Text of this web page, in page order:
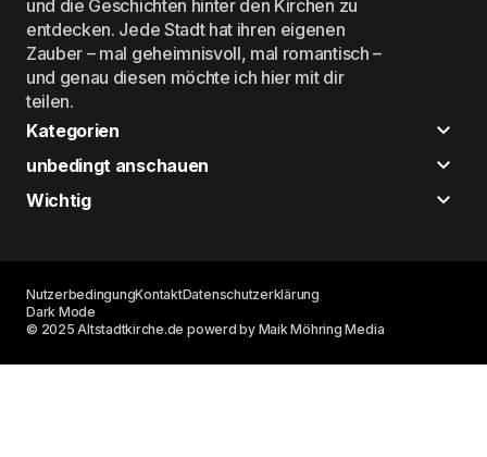
und die Geschichten hinter den Kirchen zu
entdecken. Jede Stadt hat ihren eigenen
Zauber – mal geheimnisvoll, mal romantisch –
und genau diesen möchte ich hier mit dir
teilen.
Kategorien
unbedingt anschauen
Wichtig
© 2025 Altstadtkirche.de powerd by Maik Möhring Media
NutzerbedingungKontaktDatenschutzerklärung
Dark Mode